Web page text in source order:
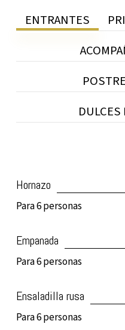
ENTRANTES
Hornazo
Para 6 personas
Empanada
Para 6 personas
Ensaladilla rusa
Para 6 personas